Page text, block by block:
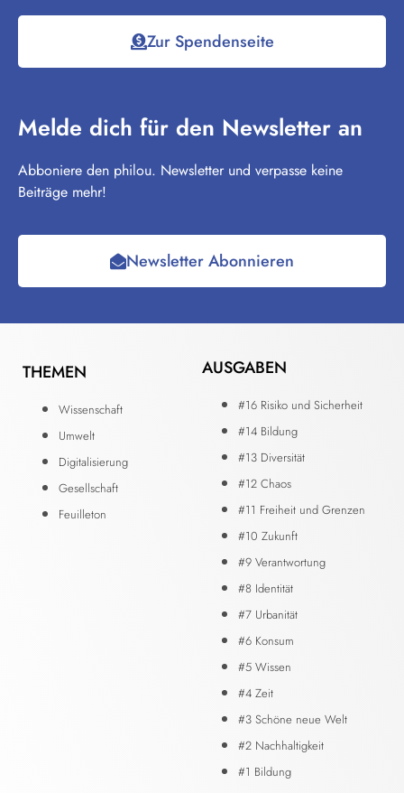
Zur Spendenseite
Melde dich für den Newsletter an
Abboniere den philou. Newsletter und verpasse keine
Beiträge mehr!
Newsletter Abonnieren
THEMEN
Wissenschaft
Umwelt
Digitalisierung
Gesellschaft
Feuilleton
AUSGABEN
#16 Risiko und Sicherheit
#14 Bildung
#13 Diversität
#12 Chaos
#11 Freiheit und Grenzen
#10 Zukunft
#9 Verantwortung
#8 Identität
#7 Urbanität
#6 Konsum
#5 Wissen
#4 Zeit
#3 Schöne neue Welt
#2 Nachhaltigkeit
#1 Bildung